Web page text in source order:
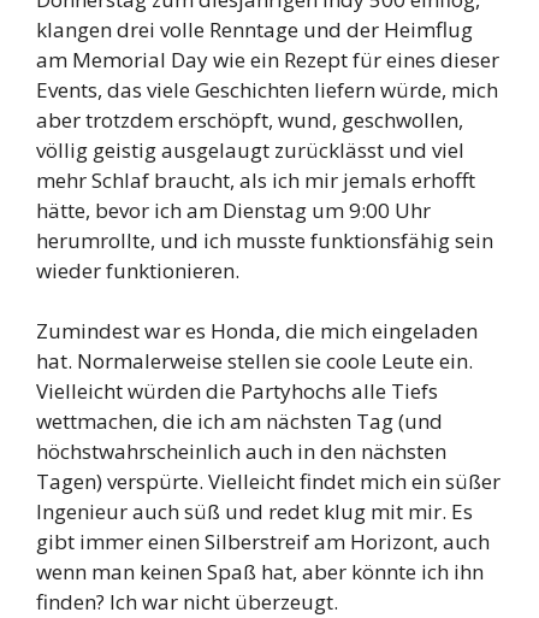
klangen drei volle Renntage und der Heimflug
am Memorial Day wie ein Rezept für eines dieser
Events, das viele Geschichten liefern würde, mich
aber trotzdem erschöpft, wund, geschwollen,
völlig geistig ausgelaugt zurücklässt und viel
mehr Schlaf braucht, als ich mir jemals erhofft
hätte, bevor ich am Dienstag um 9:00 Uhr
herumrollte, und ich musste funktionsfähig sein
wieder funktionieren.
Zumindest war es Honda, die mich eingeladen
hat. Normalerweise stellen sie coole Leute ein.
Vielleicht würden die Partyhochs alle Tiefs
wettmachen, die ich am nächsten Tag (und
höchstwahrscheinlich auch in den nächsten
Tagen) verspürte. Vielleicht findet mich ein süßer
Ingenieur auch süß und redet klug mit mir. Es
gibt immer einen Silberstreif am Horizont, auch
wenn man keinen Spaß hat, aber könnte ich ihn
finden? Ich war nicht überzeugt.